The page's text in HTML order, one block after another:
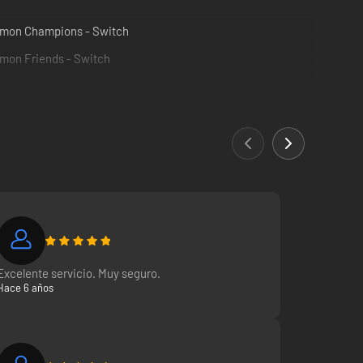
de Galar. El diseño de Galar está fuertemente inspirado
otros que serán reconocibles al instante para los
puntiagudo de color durazno, el cual esconde bajo un
por el tipo de Pokémon al que entrena, siempre está
más severo!
a entrenador. Su aspecto es espeluznante, con
flequillo de pelo negro le cae sobre el rostro y lleva
Champions - Switch
Friends - Switch
servicio. Muy seguro.
6 años